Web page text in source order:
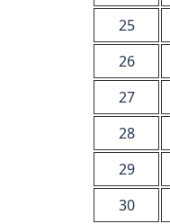
25
26
27
28
29
30